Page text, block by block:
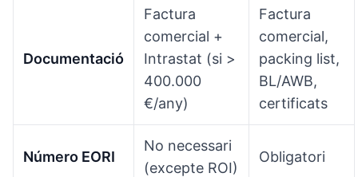
Documentació
Factura
comercial +
Intrastat (si >
400.000
€/any)
Factura
comercial,
packing list,
BL/AWB,
certificats
Número EORI
No necessari
(excepte ROI)
Obligatori